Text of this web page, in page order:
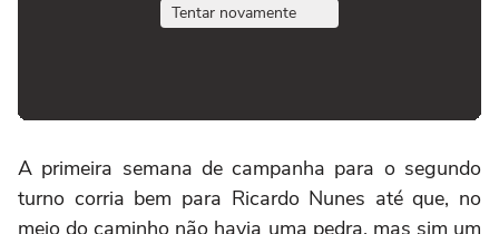
Tentar novamente
A primeira semana de campanha para o segundo
turno corria bem para Ricardo Nunes até que, no
meio do caminho não havia uma pedra, mas sim um